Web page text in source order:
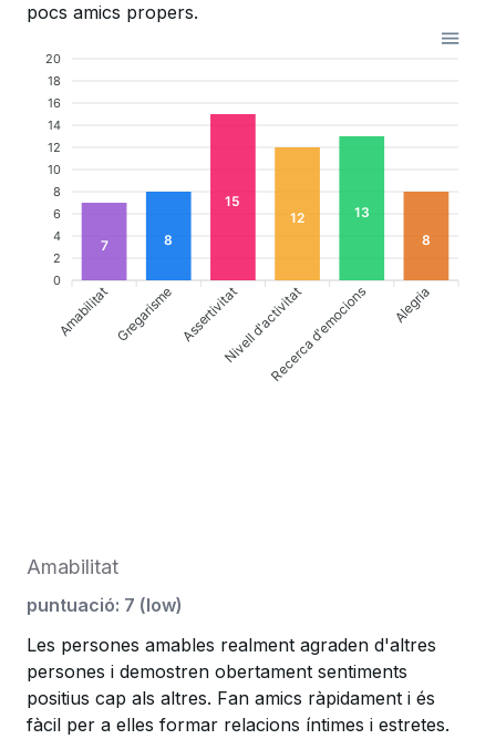
pocs amics propers.
20
18
16
14
12
10
8
6
4
2
0
7 8
15
12
13
8
AmabilitatGregarisme AssertivitatNivell d'activitatRecerca d'emocions Alegria
Amabilitat
puntuació: 7 (low)
Les persones amables realment agraden d'altres
persones i demostren obertament sentiments
positius cap als altres. Fan amics ràpidament i és
fàcil per a elles formar relacions íntimes i estretes.